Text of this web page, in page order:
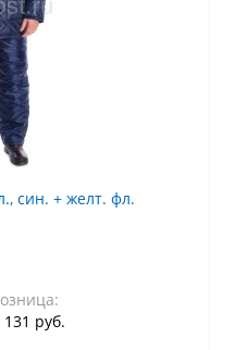
син. + желт. фл.
131 руб.